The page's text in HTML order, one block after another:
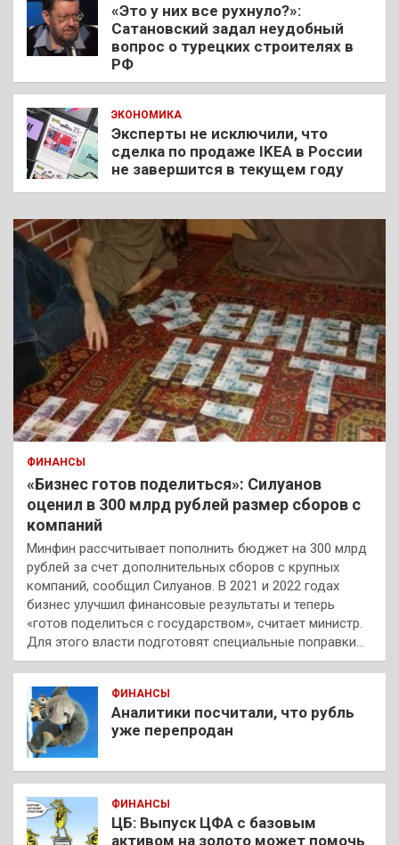
«Это у них все рухнуло?»:
Сатановский задал неудобный
вопрос о турецких строителях в
РФ
ЭКОНОМИКА
Эксперты не исключили, что
сделка по продаже IKEA в России
не завершится в текущем году
ФИНАНСЫ
«Бизнес готов поделиться»: Силуанов
оценил в 300 млрд рублей размер сборов с
компаний
Минфин рассчитывает пополнить бюджет на 300 млрд
рублей за счет дополнительных сборов с крупных
компаний, сообщил Силуанов. В 2021 и 2022 годах
бизнес улучшил финансовые результаты и теперь
«готов поделиться с государством», считает министр.
Для этого власти подготовят специальные поправки…
ФИНАНСЫ
Аналитики посчитали, что рубль
уже перепродан
ФИНАНСЫ
ЦБ: Выпуск ЦФА с базовым
активом на золото может помочь